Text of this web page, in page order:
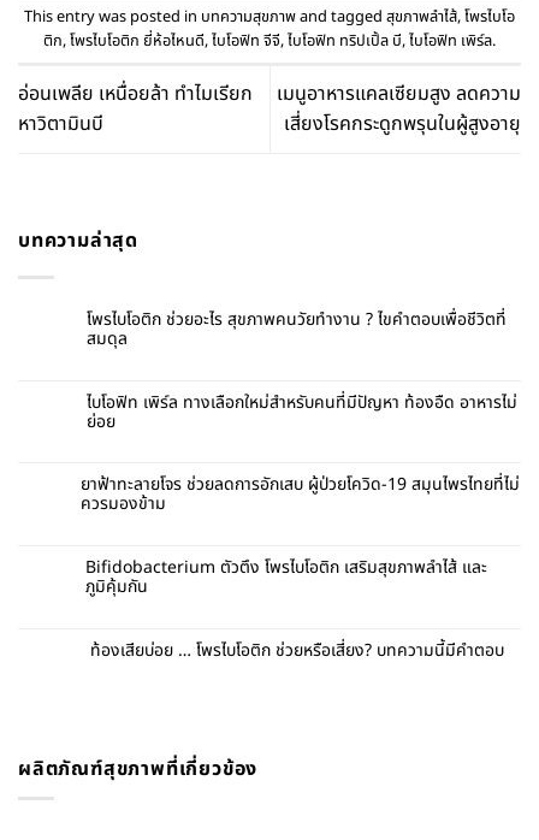
This entry was posted in บทความสุขภาพand tagged สุขภาพลำไส้,โพรไบโอ
ติก,โพรไบโอติก ยี่ห้อไหนดี,ไบโอฟิท จีจี,ไบโอฟิท ทริปเปิ้ล บี,ไบโอฟิท เพิร์ล.
อ่อนเพลีย เหนื่อยล้า ทำไมเรียก
หาวิตามินบี
เมนูอาหารแคลเซียมสูง ลดความ
เสี่ยงโรคกระดูกพรุนในผู้สูงอายุ
บทความล่าสุด
โพรไบโอติก ช่วยอะไร สุขภาพคนวัยทำงาน ? ไขคำตอบเพื่อชีวิตที่
สมดุล
ไบโอฟิท เพิร์ล ทางเลือกใหม่สำหรับคนที่มีปัญหา ท้องอืด อาหารไม่
ย่อย
ยาฟ้าทะลายโจร ช่วยลดการอักเสบ ผู้ป่วยโควิด-19 สมุนไพรไทยที่ไม่
ควรมองข้าม
Bifidobacterium ตัวตึง โพรไบโอติก เสริมสุขภาพลำไส้ และ
ภูมิคุ้มกัน
ท้องเสียบ่อย … โพรไบโอติก ช่วยหรือเสี่ยง? บทความนี้มีคำตอบ
ผลิตภัณฑ์สุขภาพที่เกี่ยวข้อง